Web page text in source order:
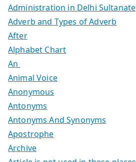
Administration in Delhi Sultanate
Adverb and Types of Adverb
After
Alphabet Chart
An
Animal Voice
Anonymous
Antonyms
Antonyms And Synonyms
Apostrophe
Archive